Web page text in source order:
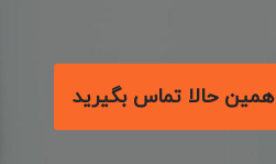
همین حالا تماس بگیرید